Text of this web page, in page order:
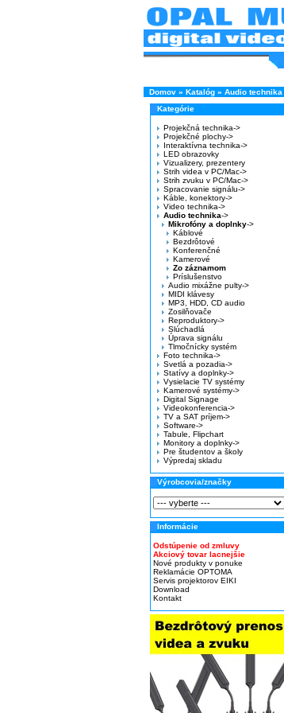
Domov» Katalóg» Audio technika
Kategórie
Projekčná technika->
Projekčné plochy->
Interaktívna technika->
LED obrazovky
Vizualizery, prezentery
Strih videa v PC/Mac->
Strih zvuku v PC/Mac->
Spracovanie signálu->
Káble, konektory->
Video technika->
Audio technika->
Mikrofóny a doplnky->
Káblové
Bezdrôtové
Konferenčné
Kamerové
Zo záznamom
Príslušenstvo
Audio mixážne pulty->
MIDI klávesy
MP3, HDD, CD audio
Zosilňovače
Reproduktory->
Slúchadlá
Úprava signálu
Tlmočnícky systém
Foto technika->
Svetlá a pozadia->
Statívy a doplnky->
Vysielacie TV systémy
Kamerové systémy->
Digital Signage
Videokonferencia->
TV a SAT príjem->
Software->
Tabule, Flipchart
Monitory a doplnky->
Pre študentov a školy
Výpredaj skladu
Výrobcovia/značky
Informácie
Odstúpenie od zmluvy
Akciový tovar lacnejšie
Nové produkty v ponuke
Reklamácie OPTOMA
Servis projektorov EIKI
Download
Kontakt